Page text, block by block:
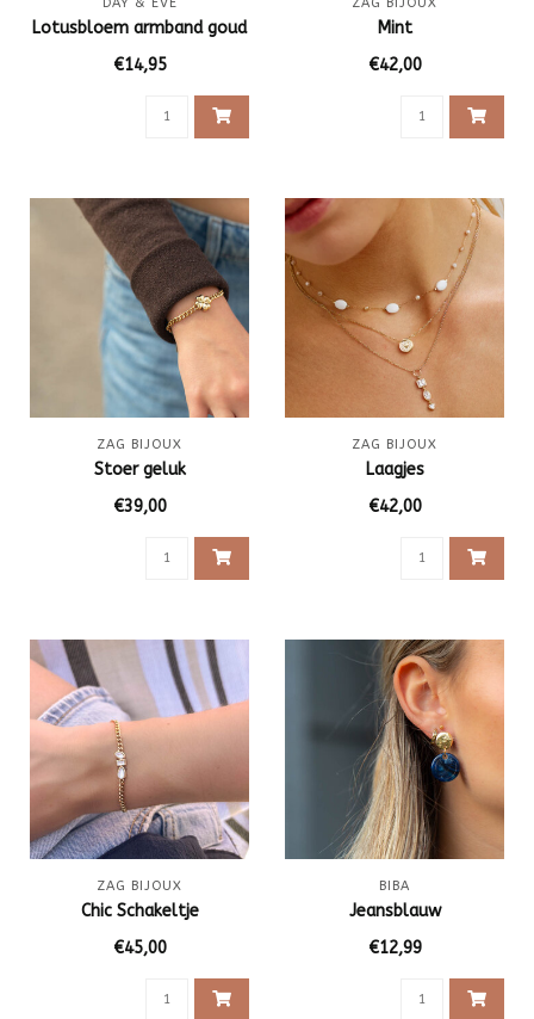
Lotusbloem armband goud
€14,95
Mint
€42,00
ZAG BIJOUX
Stoer geluk
€39,00
ZAG BIJOUX
Laagjes
€42,00
ZAG BIJOUX
Chic Schakeltje
€45,00
BIBA
Jeansblauw
€12,99